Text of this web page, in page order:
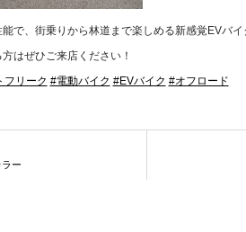
で、街乗りから林道まで楽しめる新感覚EVバイ
はぜひご来店ください！
フリーク #電動バイク #EVバイク #オフロード
ー